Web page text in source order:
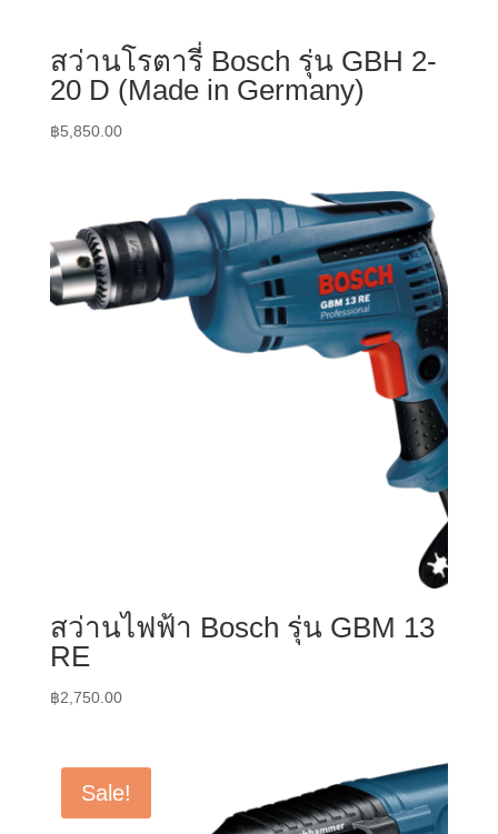
สว่านโรตารี่ Bosch รุ่น GBH 2-
20 D (Made in Germany)
฿5,850.00
สว่านไฟฟ้า Bosch รุ่น GBM 13
RE
฿2,750.00
Sale!